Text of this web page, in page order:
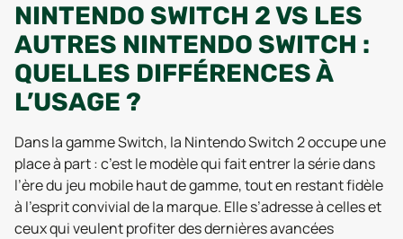
NINTENDO SWITCH 2 VS LES
AUTRES NINTENDO SWITCH :
QUELLES DIFFÉRENCES À
L’USAGE ?
Dans la gamme Switch, la Nintendo Switch 2 occupe une
place à part : c’est le modèle qui fait entrer la série dans
l’ère du jeu mobile haut de gamme, tout en restant fidèle
à l’esprit convivial de la marque. Elle s’adresse à celles et
ceux qui veulent profiter des dernières avancées